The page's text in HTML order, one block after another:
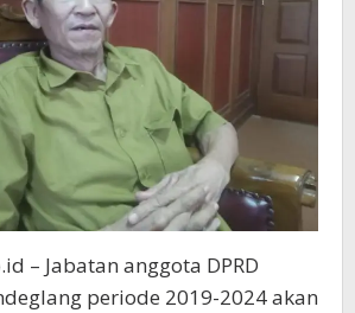
– Jabatan anggota DPRD
periode 2019-2024 akan